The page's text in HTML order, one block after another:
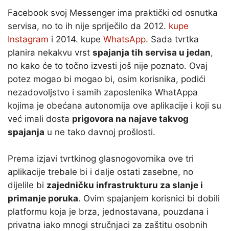
Facebook svoj Messenger ima praktički od osnutka
servisa, no to ih nije spriječilo da 2012. kupe
Instagram i 2014. kupe WhatsApp. Sada tvrtka
planira nekakvu vrst spajanja tih servisa u jedan,
no kako će to točno izvesti još nije poznato. Ovaj
potez mogao bi mogao bi, osim korisnika, podići
nezadovoljstvo i samih zaposlenika WhatAppa
kojima je obećana autonomija ove aplikacije i koji su
već imali dosta prigovora na najave takvog
spajanja u ne tako davnoj prošlosti.
Prema izjavi tvrtkinog glasnogovornika ove tri
aplikacije trebale bi i dalje ostati zasebne, no
dijelile bi zajedničku infrastrukturu za slanje i
primanje poruka. Ovim spajanjem korisnici bi dobili
platformu koja je brza, jednostavana, pouzdana i
privatna iako mnogi stručnjaci za zaštitu osobnih